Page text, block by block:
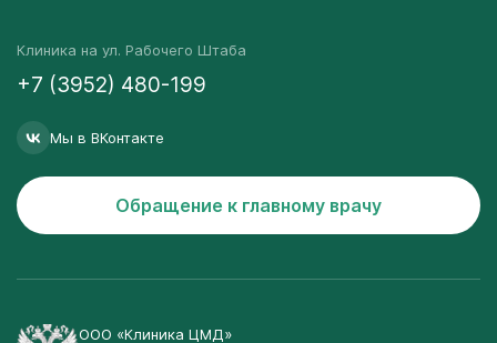
Клиника на ул. Рабочего Штаба
+7 (3952) 480-199
Мы в ВКонтакте
Обращение к главному врачу
ООО «Клиника ЦМД»